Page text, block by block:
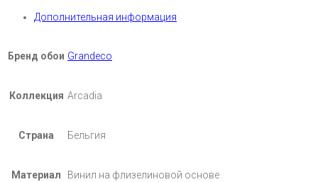
Дополнительная информация
Бренд обои Grandeco
Коллекция Arcadia
Страна Бельгия
Материал Винил на флизелиновой основе